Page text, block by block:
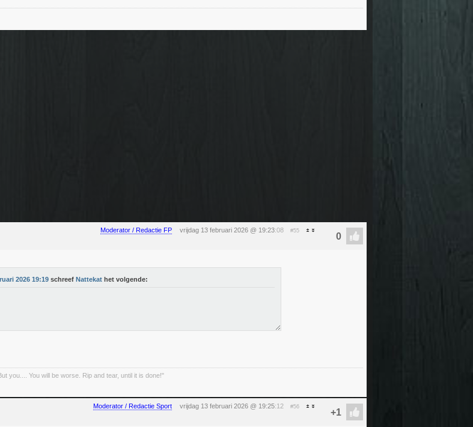
Moderator / Redactie FP vrijdag 13 februari 2026 @ 19:23:08 #55
2026 19:19 schreef Nattekat het volgende:
you.... You will be worse. Rip and tear, until it is done!"
Moderator / Redactie Sport vrijdag 13 februari 2026 @ 19:25:12 #56